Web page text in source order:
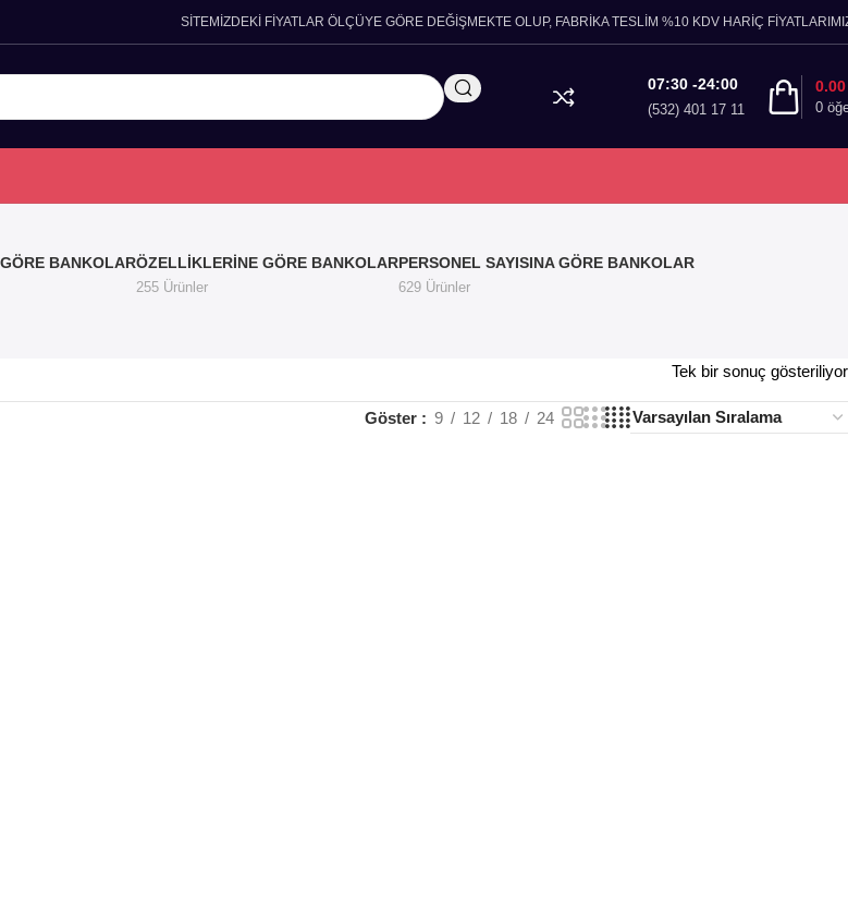
SİTEMİZDEKİ FİYATLAR ÖLÇÜYE GÖRE DEĞİŞMEKTE OLUP, FABRİKA TESLİM %10 KDV HARİÇ
07:30 -24:00
(532) 401 17 11 0
BANKOLARÖZELLIKLERINE GÖRE BANKOLAR
255 Ürünler
PERSONEL SAYISINA GÖRE BANKOLAR
629 Ürünler
Tek bir sonuç gösteriliyor
Göster 9 12 18 24